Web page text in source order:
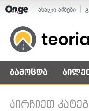
ახალი ამბები
გამოცდა
აირჩიეთ